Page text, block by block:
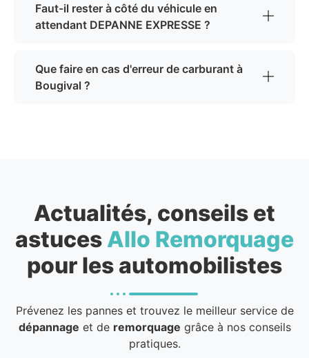
Faut-il rester à côté du véhicule en
attendant DEPANNE EXPRESSE ?
Que faire en cas d'erreur de carburant à
Bougival ?
Actualités, conseils et
astuces Allo Remorquage
pour les automobilistes
Prévenez les pannes et trouvez le meilleur service de
dépannage et de remorquage grâce à nos conseils
pratiques.